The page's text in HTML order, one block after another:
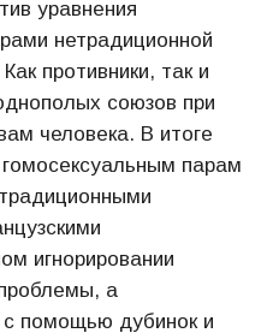
уравнения
нетрадиционной
противники, так и
союзов при
человека. В итоге
парам
игнорировании
а
с помощью дубинок и